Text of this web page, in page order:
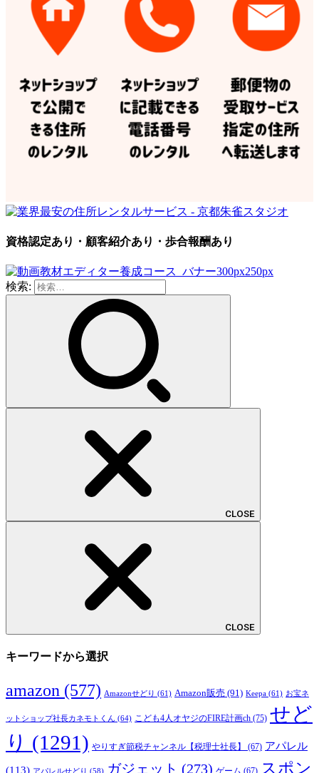
資格認定あり・顧客紹介あり・歩合報酬あり
検索:
CLOSE
CLOSE
キーワードから選択
amazon (577) Amazonせどり (61) Amazon販売 (91) Keepa (61) お宝ネ
ットショップ社長カネモトくん (64) こども4人オヤジのFIRE計画ch (75) せど
り (1291) やりすぎ節税チャンネル【税理士社長】 (67) アパレル
(113) アパレルせどり (58) ガジェット (273) ゲーム (67) スポン